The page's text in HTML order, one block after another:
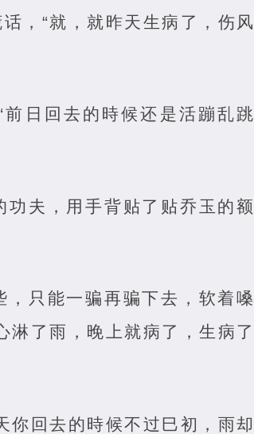
，“就，就昨天生病了，伤风
日回去的時候还是活蹦乱跳
夫，用手背贴了贴乔玉的额
只能一骗再骗下去，软着嗓
淋了雨，晚上就病了，生病了
你回去的時候不过巳初，雨却